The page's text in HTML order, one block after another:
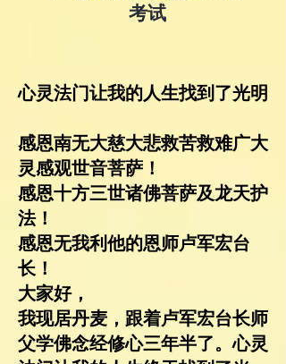
考试
心灵法门让我的人生找到了光明
感恩南无大慈大悲救苦救难广大
灵感观世音菩萨！
感恩十方三世诸佛菩萨及龙天护
法！
感恩无我利他的恩师卢军宏台
长！
大家好，
我现居丹麦，跟着卢军宏台长师
父学佛念经修心三年半了。心灵